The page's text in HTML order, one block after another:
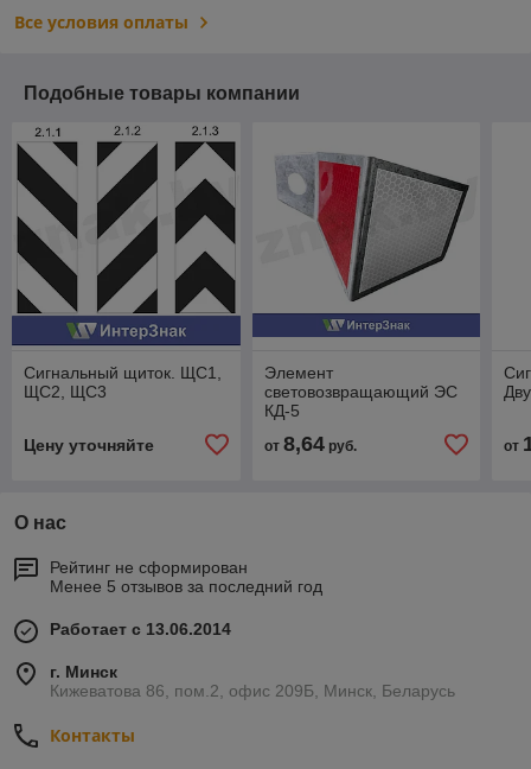
Все условия оплаты
Подобные товары компании
Сигнальный щиток. ЩС1,
ЩС2, ЩС3
Цену уточняйте
Элемент
световозвращающий ЭС
КД-5
от 8,64руб. от
О нас
Рейтинг не сформирован
Менее 5 отзывов за последний год
Работает с 13.06.2014
г. Минск
Кижеватова 86, пом.2, офис 209Б, Минск, Беларусь
Контакты